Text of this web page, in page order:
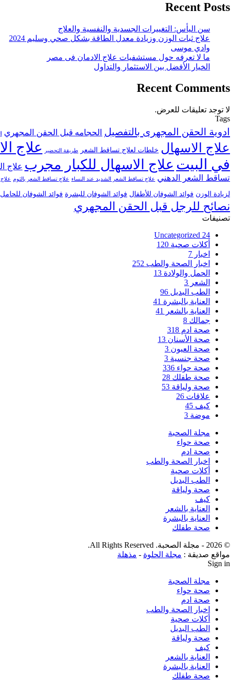
Recent Posts
سن اليأس: التغييرات الجسدية والنفسية والعلاج
علاج ثبات الوزن وزيادة معدل الطاقة بشكل صحي وسليم 2024
وادي موسى
ما لا تعرفه حول مستشفيات علاج الادمان فى مصر
الخيار الأفضل بين الاستثمار والتداول
Recent Comments
لا توجد تعليقات للعرض.
Tags
ادوية الحقن المجهرى بالتفصيل الحجامه قبل الحقن المجهري
علاج الاسهال خلطات لعلاج تساقط الشعر طريقة التحضير علاج
في البيت علاج الاسهال للكبار مجرب علاج
تساقط الشعر الدهني علاج تساقط الشعر الشديد عند النساء علاج تساقط الشعر بالثوم
لزيادة الوزن فوائد الشوفان للأطفال فوائد الشوفان للبشرة فوائد الشوفان للحامل
نصائح للرجل قبل الحقن المجهري
تصنيفات
Uncategorized 24
أكلات صحية 120
اخبار 7
اخبار الصحة والطب 252
الحمل والولادة 13
الشعر 3
الطب البديل 96
العناية بالبشرة 41
العناية بالشعر
41
جمالك 8
صحة ادم 318
صحة الأسنان 13
صحة العيون 3
صحة جنسية 3
صحة حواء 336
صحة طفلك 28
صحة ولياقة 53
علاقات 26
كيف 45
موضة 3
مجلة الصحبة
صحة حواء
صحة ادم
اخبار الصحة والطب
أكلات صحية
الطب البديل
صحة ولياقة
كيف
العناية بالشعر
العناية بالبشرة
صحة طفلك
© 2026 - مجلة الصحبة. All Rights Reserved.
مواقع صديقة : مجلة الحلوة - مذهلة
Sign in
مجلة الصحبة
صحة حواء
صحة ادم
اخبار الصحة والطب
أكلات صحية
الطب البديل
صحة ولياقة
كيف
العناية بالشعر
العناية بالبشرة
صحة طفلك